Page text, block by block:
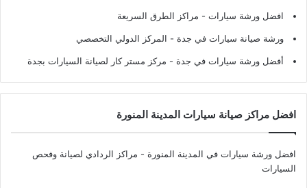
افضل ورشة سيارات - مراكز الطرق السريعة
ورشة صيانة سيارات في جدة - المركز الدولي التخصصي
أفضل ورشة سيارات في جدة - مركز مستر كار لصيانة السيارات بجدة
افضل مراكز صيانة سيارات المدينة المنورة
افضل ورشة سيارات في المدينة المنورة - مراكز الردادي لصيانة وفحص
السيارات